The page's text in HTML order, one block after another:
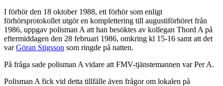
I förhör den 18 oktober 1988, ett förhör som enligt
förhörsprotokollet utgör en komplettering till augustiförhöret från
1986, uppgav polisman A att han besöktes av kollegan Thord A på
eftermiddagen den 28 februari 1986, omkring kl 15-16 samt att det
varGöran Stigsson som ringde på natten.
På fråga sade polisman A vidare att FMV-tjänstemannen var Per A.
Polisman A fick vid detta tillfälle även frågor om lokalen på